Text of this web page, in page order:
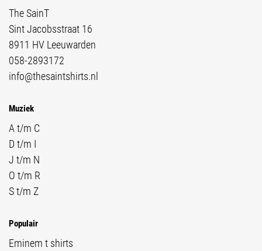
The SainT
Sint Jacobsstraat 16
8911 HV Leeuwarden
058-2893172
info@thesaintshirts.nl
Muziek
A t/m C
D t/m I
J t/m N
O t/m R
S t/m Z
Populair
Eminem t shirts